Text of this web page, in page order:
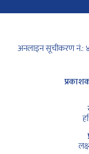
अनलाइन सूचीकरण नं.: